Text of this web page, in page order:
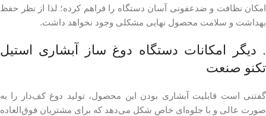
امکان نظافت و ضدعفونی آسان دستگاه را فراهم کرده؛ لذا از نظر حفظ
بهداشت و سلامت محصول نهایی مشکلی وجود نخواهد داشت.
. دیگر امکانات دستگاه دوغ ساز آبشاری استیل
تکنو صنعت
گفتنی است قابلیت آبشاری بودن این محصول، تولید دوغ کف‌دار را به
صورت عالی و با جلوه‌ای خاص شکل می‌دهد که برای مشتریان فوق‌العاده